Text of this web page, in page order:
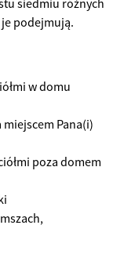
je podejmują.
w domu
Pana(i)
poza domem